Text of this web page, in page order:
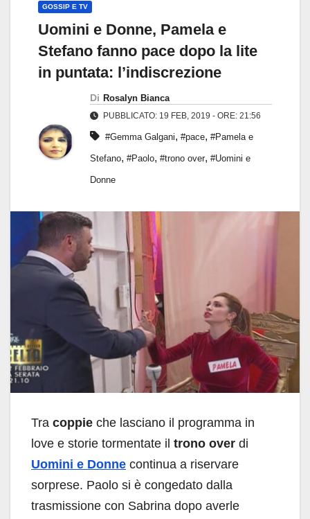
GOSSIP E TV
Uomini e Donne, Pamela e
Stefano fanno pace dopo la lite
in puntata: l’indiscrezione
Di Rosalyn Bianca
PUBBLICATO: 19 FEB, 2019 - ORE: 21:56
#Gemma Galgani, #pace, #Pamela e
Stefano, #Paolo, #trono over, #Uomini e
Donne
Tra coppie che lasciano il programma in
love e storie tormentate il trono over di
Uomini e Donne continua a riservare
sorprese. Paolo si è congedato dalla
trasmissione con Sabrina dopo averle